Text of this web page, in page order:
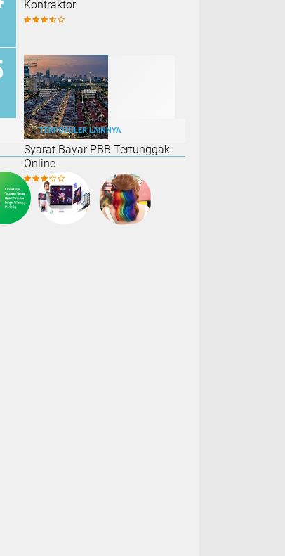
Kontraktor
Syarat Bayar PBB Tertunggak
Online
TERPOPULER LAINNYA